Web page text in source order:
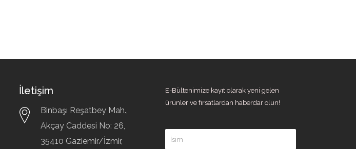
İletişim
Binbaşı Reşatbey Mah.,
Akçay Caddesi No: 26,
35410 Gaziemir/İzmir,
E-Bültenimize kayıt olarak yeni gelen
ürünler ve fırsatlardan haberdar olun!